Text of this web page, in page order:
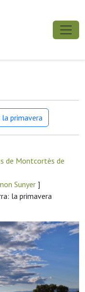
la primavera
de Montcortès de
Sunyer ]
la primavera